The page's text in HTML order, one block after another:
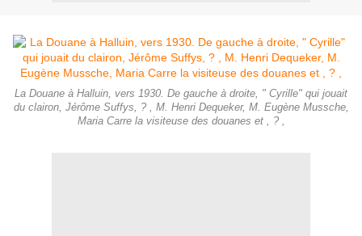
La Douane à Halluin, vers 1930. De gauche à droite, " Cyrille" qui jouait
du clairon, Jérôme Suffys, ? , M. Henri Dequeker, M. Eugène Mussche,
Maria Carre la visiteuse des douanes et , ? ,